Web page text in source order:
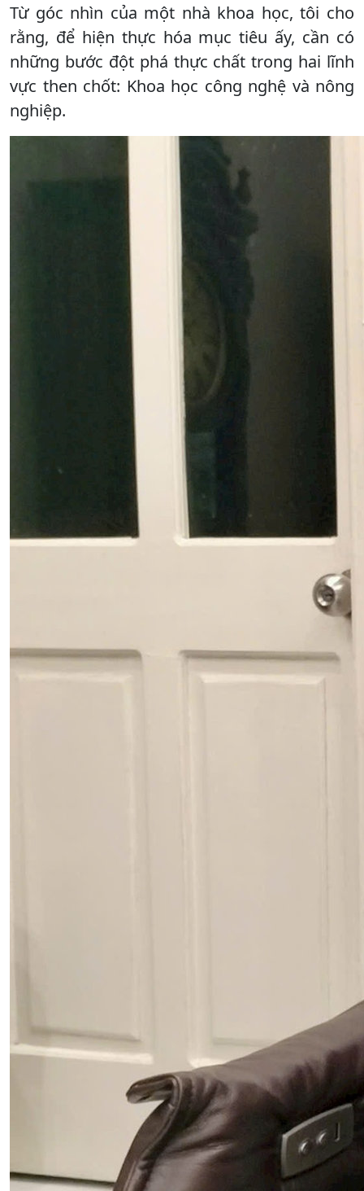
Từ góc nhìn của một nhà khoa học, tôi cho
rằng, để hiện thực hóa mục tiêu ấy, cần có
những bước đột phá thực chất trong hai lĩnh
vực then chốt: Khoa học công nghệ và nông
nghiệp.